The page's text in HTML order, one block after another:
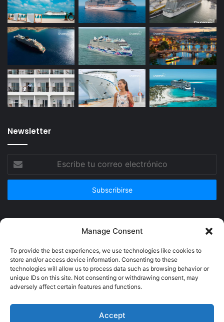
Manage Consent
To provide the best experiences, we use technologies like cookies to
store and/or access device information. Consenting to these
technologies will allow us to process data such as browsing behavior or
unique IDs on this site. Not consenting or withdrawing consent, may
adversely affect certain features and functions.
Accept
Newsletter
correo